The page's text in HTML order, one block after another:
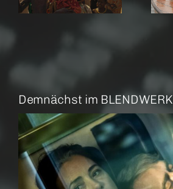
Demnächst im BLENDWERK